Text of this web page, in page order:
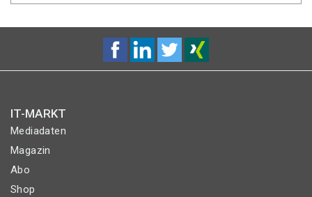
IT-MARKT
Mediadaten
Magazin
Abo
Shop